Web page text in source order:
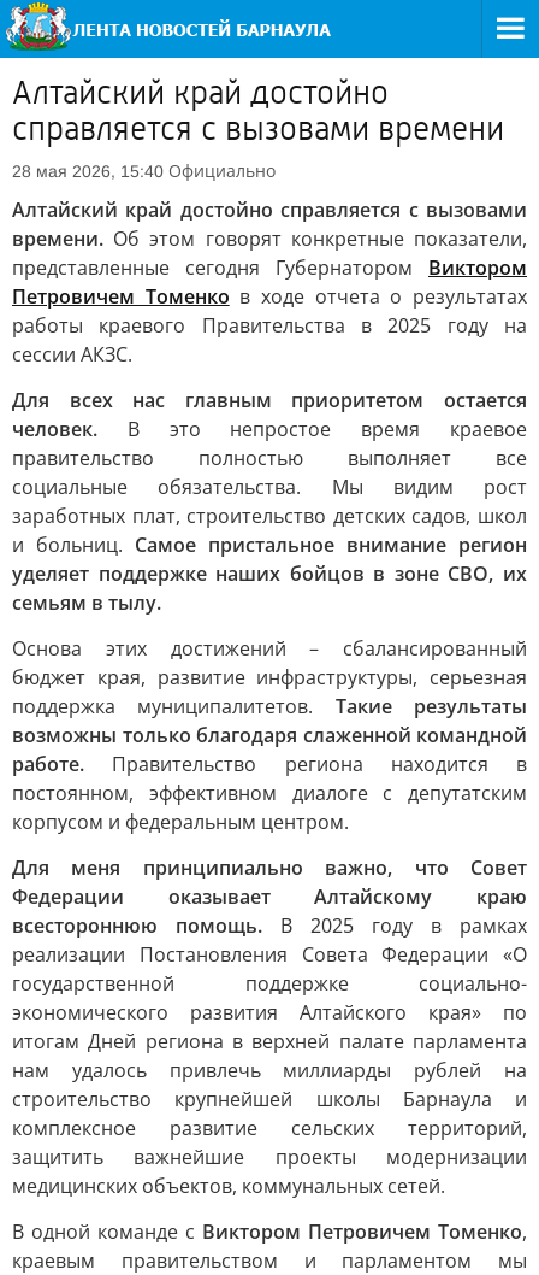
Алтайский край достойно
справляется с вызовами времени
28 мая 2026, 15:40 Официально
Алтайский край достойно справляется с вызовами
времени. Об этом говорят конкретные показатели,
представленные сегодня Губернатором Виктором
Петровичем Томенко в ходе отчета о результатах
работы краевого Правительства в 2025 году на
сессии АКЗС.
Для всех нас главным приоритетом остается
человек. В это непростое время краевое
правительство полностью выполняет все
социальные обязательства. Мы видим рост
заработных плат, строительство детских садов, школ
и больниц. Самое пристальное внимание регион
уделяет поддержке наших бойцов в зоне СВО, их
семьям в тылу.
Основа этих достижений – сбалансированный
бюджет края, развитие инфраструктуры, серьезная
поддержка муниципалитетов. Такие результаты
возможны только благодаря слаженной командной
работе. Правительство региона находится в
постоянном, эффективном диалоге с депутатским
корпусом и федеральным центром.
Для меня принципиально важно, что Совет
Федерации оказывает Алтайскому краю
всестороннюю помощь. В 2025 году в рамках
реализации Постановления Совета Федерации «О
государственной поддержке социально-
экономического развития Алтайского края» по
итогам Дней региона в верхней палате парламента
нам удалось привлечь миллиарды рублей на
строительство крупнейшей школы Барнаула и
комплексное развитие сельских территорий,
защитить важнейшие проекты модернизации
медицинских объектов, коммунальных сетей.
В одной команде с Виктором Петровичем Томенко,
краевым правительством и парламентом мы